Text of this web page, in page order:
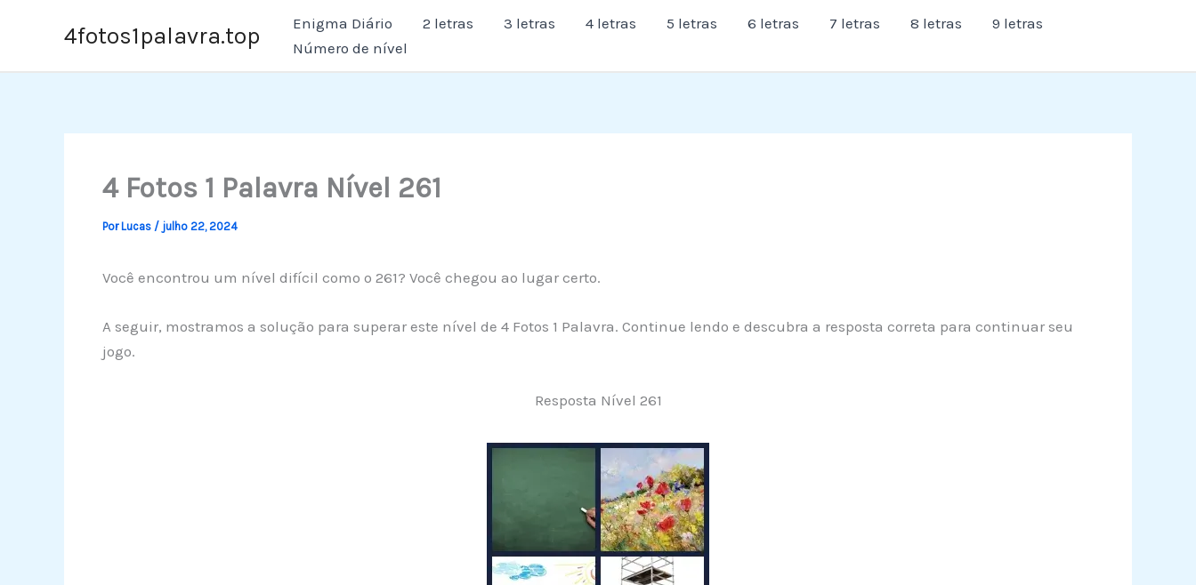
4fotos1palavra.top Enigma Diário 2 letras 3 letras 4 letras 5 letras 6 letras 7 letras 8 letras
9 letras
Número de nível
4 Fotos 1 Palavra Nível 261
PorLucas / julho 22, 2024
Você encontrou um nível difícil como o 261? Você chegou ao lugar certo.
A seguir, mostramos a solução para superar este nível de 4 Fotos 1 Palavra. Continue lendo e descubra a resposta correta para continuar seu
jogo.
Resposta Nível 261